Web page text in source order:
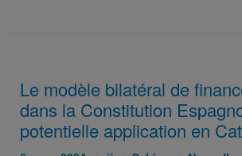
Le modèle bilatéral de
dans la Constitution
potentielle application en